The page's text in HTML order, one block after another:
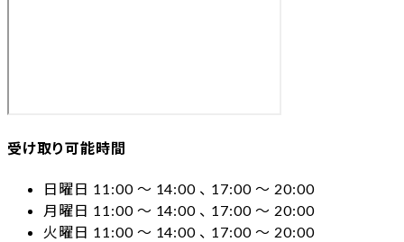
受け取り可能時間
日曜日 11:00 〜 14:00 、 17:00 〜 20:00
月曜日 11:00 〜 14:00 、 17:00 〜 20:00
火曜日 11:00 〜 14:00 、 17:00 〜 20:00